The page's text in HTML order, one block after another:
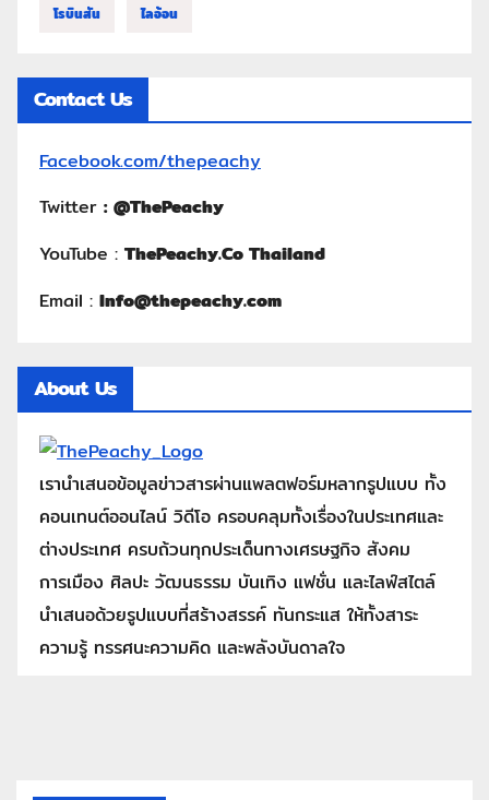
โรบินสัน ไลอ้อน
Contact Us
Facebook.com/thepeachy
Twitter : @ThePeachy
YouTube : ThePeachy.Co Thailand
Email : Info@thepeachy.com
About Us
เรานำเสนอข้อมูลข่าวสารผ่านแพลตฟอร์มหลากรูปแบบ ทั้ง
คอนเทนต์ออนไลน์ วิดีโอ ครอบคลุมทั้งเรื่องในประเทศและ
ต่างประเทศ ครบถ้วนทุกประเด็นทางเศรษฐกิจ สังคม
การเมือง ศิลปะ วัฒนธรรม บันเทิง แฟชั่น และไลฟ์สไตล์
นำเสนอด้วยรูปแบบที่สร้างสรรค์ ทันกระแส ให้ทั้งสาระ
ความรู้ ทรรศนะความคิด และพลังบันดาลใจ